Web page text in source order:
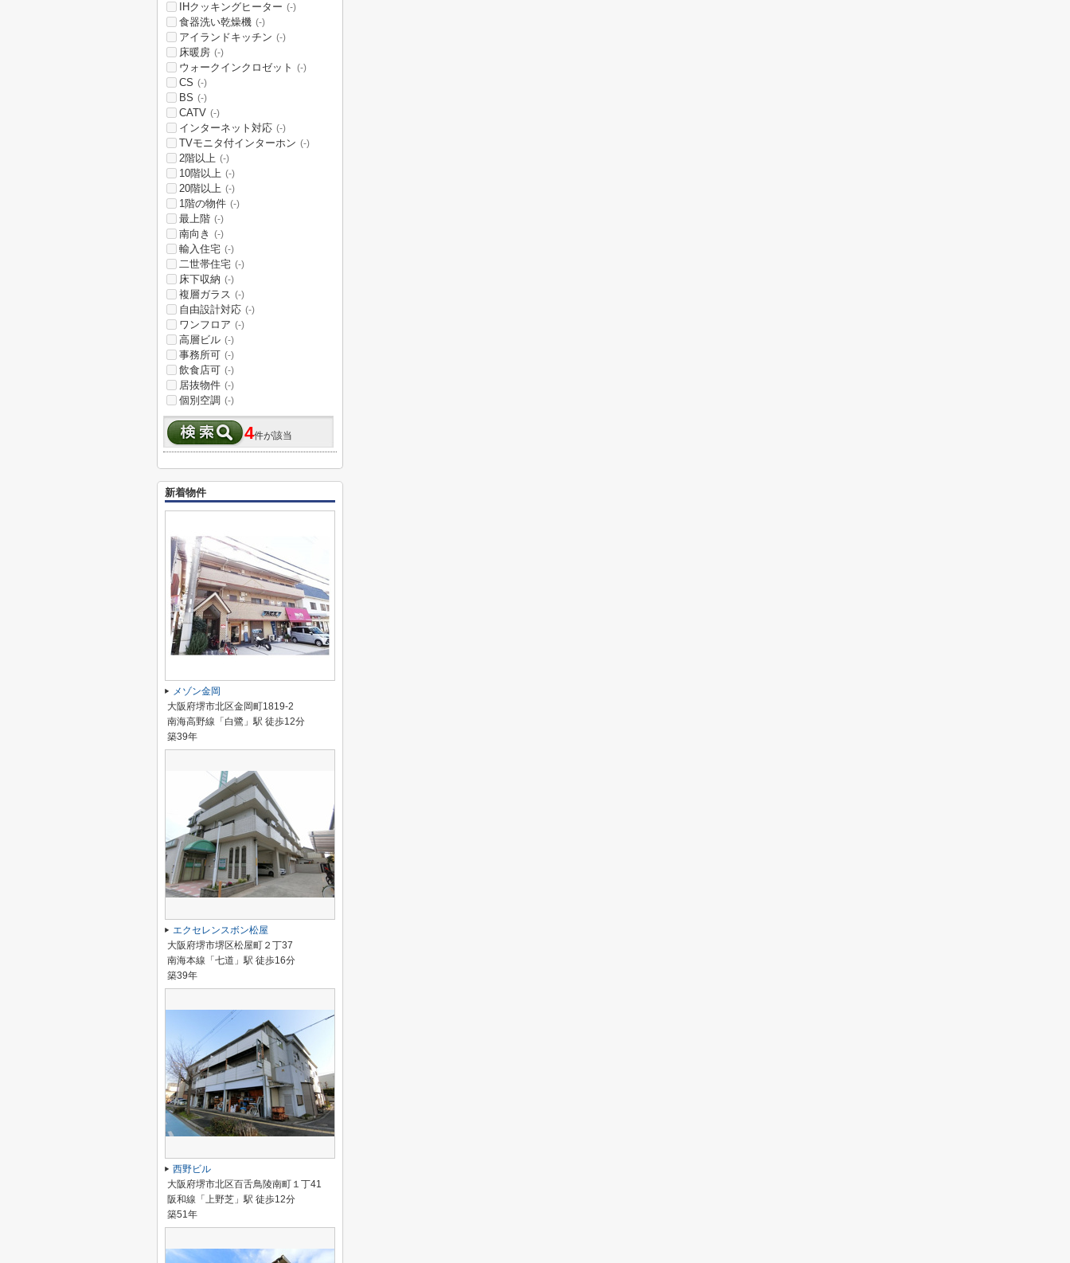
IHクッキングヒーター (-)
食器洗い乾燥機 (-)
アイランドキッチン (-)
床暖房 (-)
ウォークインクロゼット (-)
CS (-)
BS (-)
CATV (-)
インターネット対応 (-)
TVモニタ付インターホン (-)
2階以上 (-)
10階以上 (-)
20階以上 (-)
1階の物件 (-)
最上階 (-)
南向き (-)
輸入住宅 (-)
二世帯住宅 (-)
床下収納 (-)
複層ガラス (-)
自由設計対応 (-)
ワンフロア (-)
高層ビル (-)
事務所可 (-)
飲食店可 (-)
居抜物件 (-)
個別空調 (-)
4件が該当
新着物件
メゾン金岡
大阪府堺市北区金岡町1819-2
南海高野線「白鷺」駅 徒歩12分
築39年
エクセレンスボン松屋
大阪府堺市堺区松屋町２丁37
南海本線「七道」駅 徒歩16分
築39年
西野ビル
大阪府堺市北区百舌鳥陵南町１丁41
阪和線「上野芝」駅 徒歩12分
築51年